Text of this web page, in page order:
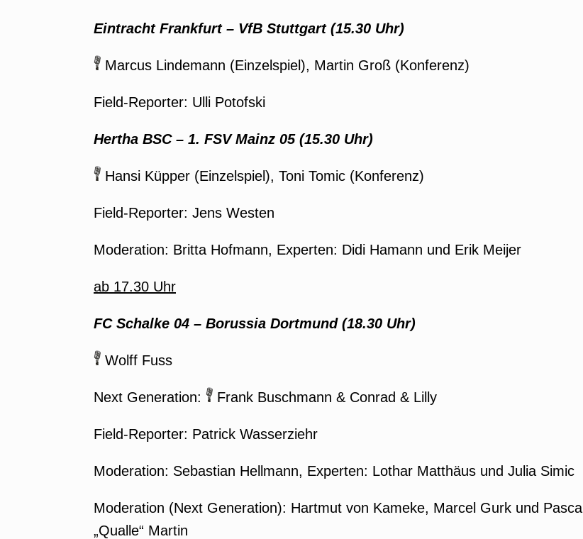
Eintracht Frankfurt – VfB Stuttgart (15.30 Uhr)
Marcus Lindemann (Einzelspiel), Martin Groß (Konferenz)
Field-Reporter: Ulli Potofski
Hertha BSC – 1. FSV Mainz 05 (15.30 Uhr)
Hansi Küpper (Einzelspiel), Toni Tomic (Konferenz)
Field-Reporter: Jens Westen
Moderation: Britta Hofmann, Experten: Didi Hamann und Erik Meijer
ab 17.30 Uhr
FC Schalke 04 – Borussia Dortmund (18.30 Uhr)
Wolff Fuss
Next Generation: Frank Buschmann & Conrad & Lilly
Field-Reporter: Patrick Wasserziehr
Moderation: Sebastian Hellmann, Experten: Lothar Matthäus und Julia Simic
Moderation (Next Generation): Hartmut von Kameke, Marcel Gurk und Pascal
„Qualle“ Martin